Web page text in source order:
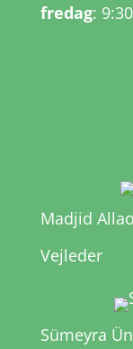
fredag:
Madjid
Vejleder
Sümeyra